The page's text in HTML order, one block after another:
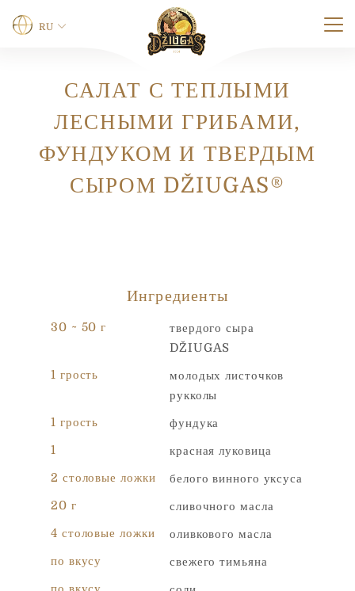
RU
САЛАТ С ТЕПЛЫМИ
ЛЕСНЫМИ ГРИБАМИ,
ФУНДУКОМ И ТВЕРДЫМ
СЫРОМ DŽIUGAS®
Ингредиенты
30 ~ 50 г
твердого сыра
DŽIUGAS
1 грость
молодых листочков
рукколы
1 грость
фундука
1
красная луковица
2 столовые ложки
белого винного уксуса
20 г
сливочного масла
4 столовые ложки
оливкового масла
по вкусу
свежего тимьяна
Фамилия
определения Ваших потребностей и представления наилучшего
соглашаетесь с правилами нашей Политики конфиденциальности